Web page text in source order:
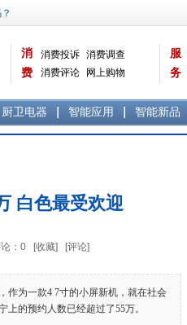
消
费
消费投诉 消费调查
消费评论
网上购物
曝光台 品牌关注
服
务
厨卫电器 智能应用 智能新品
白色最受欢迎
： 0 [收藏] [评论]
为一款4 7寸的小屏新机，就在社会
宁上的预约人数已经超过了55万。